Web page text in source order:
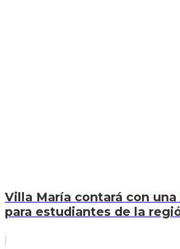
Villa María contará con
para estudiantes de la